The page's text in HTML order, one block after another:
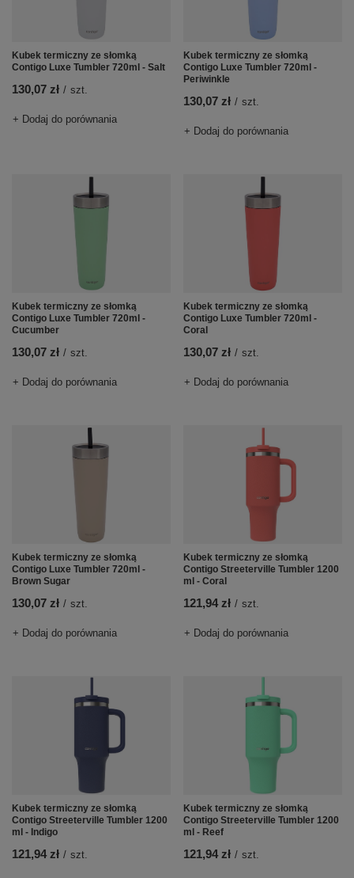
Kubek termiczny ze słomką
Contigo Luxe Tumbler 720ml - Salt
130,07 zł / szt.
+ Dodaj do porównania
Kubek termiczny ze słomką
Contigo Luxe Tumbler 720ml -
Periwinkle
130,07 zł / szt.
+ Dodaj do porównania
Kubek termiczny ze słomką
Contigo Luxe Tumbler 720ml -
Cucumber
130,07 zł / szt.
+ Dodaj do porównania
Kubek termiczny ze słomką
Contigo Luxe Tumbler 720ml -
Coral
130,07 zł / szt.
+ Dodaj do porównania
Kubek termiczny ze słomką
Contigo Luxe Tumbler 720ml -
Brown Sugar
130,07 zł / szt.
+ Dodaj do porównania
Kubek termiczny ze słomką
Contigo Streeterville Tumbler 1200
ml - Coral
121,94 zł / szt.
+ Dodaj do porównania
Kubek termiczny ze słomką
Contigo Streeterville Tumbler 1200
ml - Indigo
121,94 zł / szt.
Kubek termiczny ze słomką
Contigo Streeterville Tumbler 1200
ml - Reef
121,94 zł / szt.